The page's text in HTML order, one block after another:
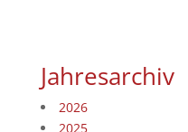
Jahresarchiv
2026
2025